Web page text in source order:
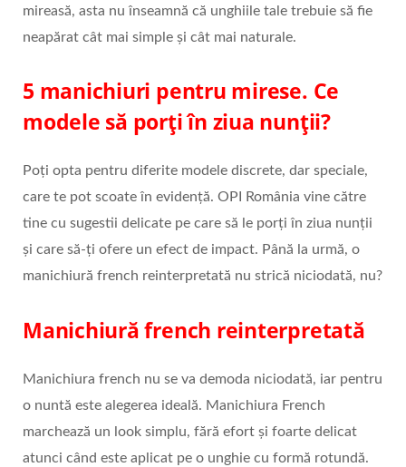
mireasă, asta nu înseamnă că unghiile tale trebuie să fie
neapărat cât mai simple și cât mai naturale.
5 manichiuri pentru mirese. Ce
modele să porți în ziua nunții?
Poți opta pentru diferite modele discrete, dar speciale,
care te pot scoate în evidență. OPI România vine către
tine cu sugestii delicate pe care să le porți în ziua nunții
și care să-ți ofere un efect de impact. Până la urmă, o
manichiură french reinterpretată nu strică niciodată, nu?
Manichiură french reinterpretată
Manichiura french nu se va demoda niciodată, iar pentru
o nuntă este alegerea ideală. Manichiura French
marchează un look simplu, fără efort și foarte delicat
atunci când este aplicat pe o unghie cu formă rotundă.